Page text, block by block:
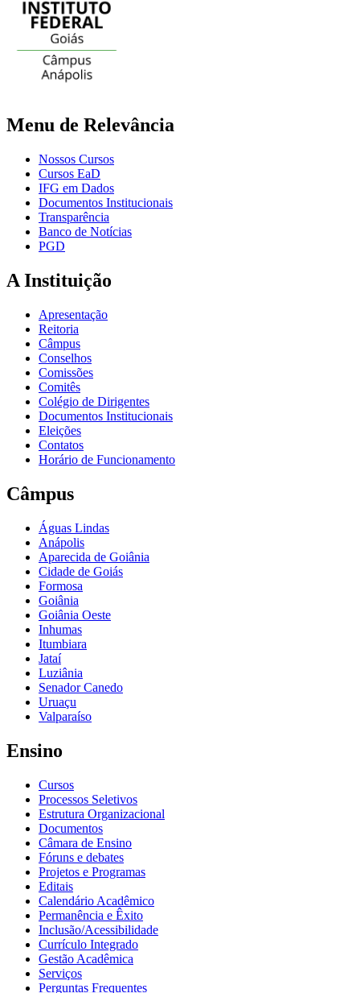
Menu de Relevância
Nossos Cursos
Cursos EaD
IFG em Dados
Documentos Institucionais
Transparência
Banco de Notícias
PGD
A Instituição
Apresentação
Reitoria
Câmpus
Conselhos
Comissões
Comitês
Colégio de Dirigentes
Documentos Institucionais
Eleições
Contatos
Horário de Funcionamento
Câmpus
Águas Lindas
Anápolis
Aparecida de Goiânia
Cidade de Goiás
Formosa
Goiânia
Goiânia Oeste
Inhumas
Itumbiara
Jataí
Luziânia
Senador Canedo
Uruaçu
Valparaíso
Ensino
Cursos
Processos Seletivos
Estrutura Organizacional
Documentos
Câmara de Ensino
Fóruns e debates
Projetos e Programas
Editais
Calendário Acadêmico
Permanência e Êxito
Inclusão/Acessibilidade
Currículo Integrado
Gestão Acadêmica
Serviços
Perguntas Frequentes